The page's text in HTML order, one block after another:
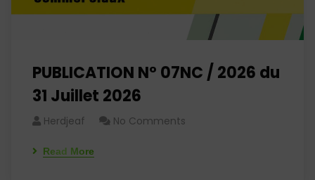
PUBLICATION N° 07NC / 2026 du
31 Juillet 2026
Herdjeaf No Comments
Read More